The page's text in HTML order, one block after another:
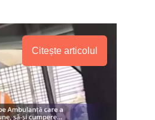
Citește articolul